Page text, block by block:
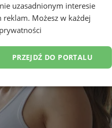
uzasadnionym interesie
reklam. Możesz w każdej
PRZEJDŹ DO PORTALU
Niesklasyfikowane